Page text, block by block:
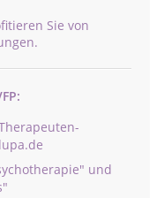
Sie von
und